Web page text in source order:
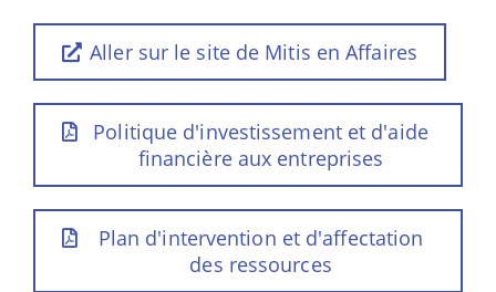
Aller sur le site de Mitis en Affaires
Politique d'investissement et d'aide
financière aux entreprises
Plan d'intervention et d'affectation
des ressources